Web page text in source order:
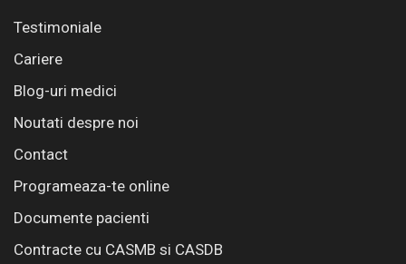
Testimoniale
Cariere
Blog-uri medici
Noutati despre noi
Contact
Programeaza-te online
Documente pacienti
Contracte cu CASMB si CASDB